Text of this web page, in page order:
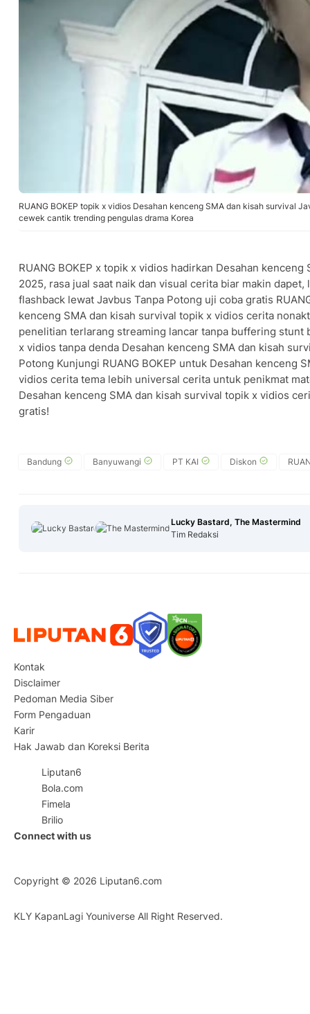
RUANG BOKEP topik x vidios Desahan kenceng SMA dan kisah survival
cewek cantik trending pengulas drama Korea
RUANG BOKEP x topik x vidios hadirkan Desahan
2025, rasa jual saat naik dan visual cerita biar makin
flashback lewat Javbus Tanpa Potong uji coba gratis
kenceng SMA dan kisah survival topik x vidios cerita
penelitian terlarang streaming lancar tanpa buffering stunt
x vidios tanpa denda Desahan kenceng SMA dan kisah
Potong Kunjungi RUANG BOKEP untuk Desahan kenceng
vidios cerita tema lebih universal cerita untuk penikmat
Desahan kenceng SMA dan kisah survival topik x vidios
gratis!
Bandung Banyuwangi PT KAI Diskon
Lucky Bastard, The Mastermind
Tim Redaksi
Kontak
Disclaimer
Pedoman Media Siber
Form Pengaduan
Karir
Hak Jawab dan Koreksi Berita
Liputan6
Bola.com
Fimela
Brilio
Connect with us
Copyright © 2026 Liputan6.com
KLY KapanLagi Youniverse All Right Reserved.